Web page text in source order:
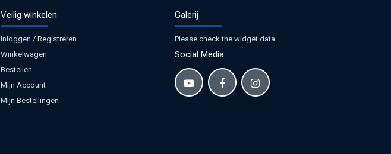
Veilig winkelen
Inloggen / Registreren
Winkelwagen
Bestellen
Mijn Account
Mijn Bestellingen
Galerij
Please check the widget data
Social Media